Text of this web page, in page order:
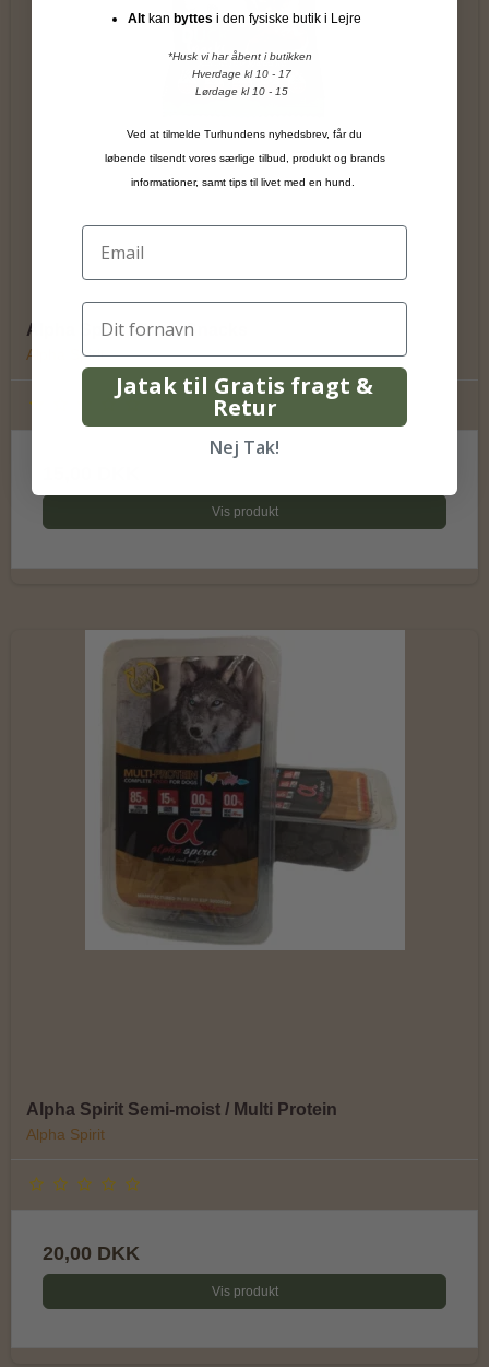
Alpha Spirit - Duck Snacks
Alpha Spirit
Vis produkt
Alpha Spirit Semi-moist / Multi Protein
Alpha Spirit
20,00 DKK
Vis produkt
Alt kan byttes i den fysiske butik i Lejre
*Husk vi har åbent i butikken
Hverdage kl 10 - 17
Lørdage kl 10 - 15
Ved at tilmelde Turhundens nyhedsbrev, får du
løbende tilsendt vores særlige tilbud, produkt og brands
informationer, samt tips til livet med en hund.
Jatak til Gratis fragt &
Retur
Nej Tak!